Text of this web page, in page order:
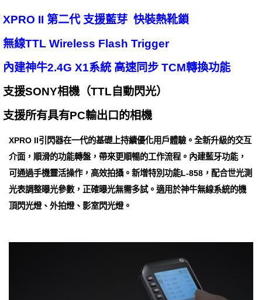
XPRO II 第二代 支援藍芽 快裝熱靴鎖
無線TTL Wireless Flash Trigger
內建神牛2.4G X1系統 高速同步 TCM轉換功能
支援SONY相機（TTL自動閃光）
支援所有具有PC輸出口的相機
XPRO II引閃器在一代的基礎上持續優化用戶體驗。全新升級的交互
介面，順滑的功能轉盤，帶來更順暢的工作流程。內建藍牙功能，
可通過手機靈活操作，高效拍攝。新增特別功能L-858，配合世光測
光表調整曝光參數，正確曝光無需多試。適用於神牛無線系統的機
頂閃光燈、外拍燈、影室閃光燈。